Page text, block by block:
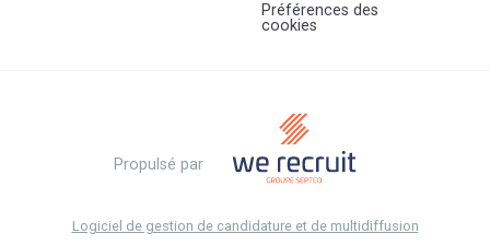
Préférences des
cookies
Propulsé par
Logiciel de gestion de candidature et de multidiffusion